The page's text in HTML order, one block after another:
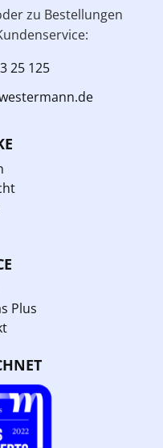
zu Bestellungen
25 125
Plus